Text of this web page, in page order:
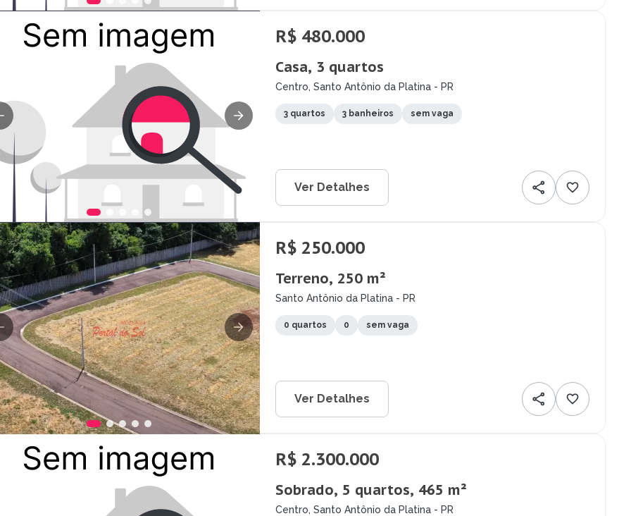
R$ 480.000
Casa, 3 quartos
Centro, Santo Antônio da Platina - PR
3 quartos 3 banheiros sem vaga
Ver Detalhes
R$ 250.000
Terreno, 250 m²
Santo Antônio da Platina - PR
0 quartos 0 sem vaga
Ver Detalhes
R$ 2.300.000
Sobrado, 5 quartos, 465 m²
Centro, Santo Antônio da Platina - PR